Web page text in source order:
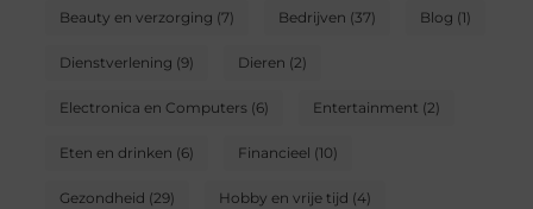
Beauty en verzorging (7) Bedrijven (37) Blog (1)
Dienstverlening (9) Dieren (2)
Electronica en Computers (6) Entertainment (2)
Eten en drinken (6) Financieel (10)
Gezondheid (29) Hobby en vrije tijd (4)